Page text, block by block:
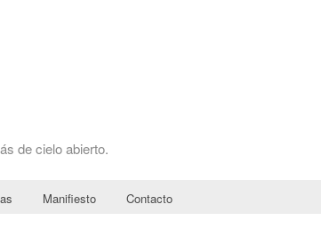
de cielo abierto.
Manifiesto Contacto